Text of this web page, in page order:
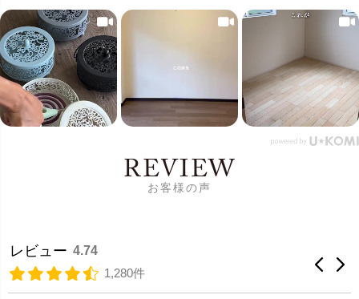
REVIEW
お客様の声
レビュー 4.74
1,280件